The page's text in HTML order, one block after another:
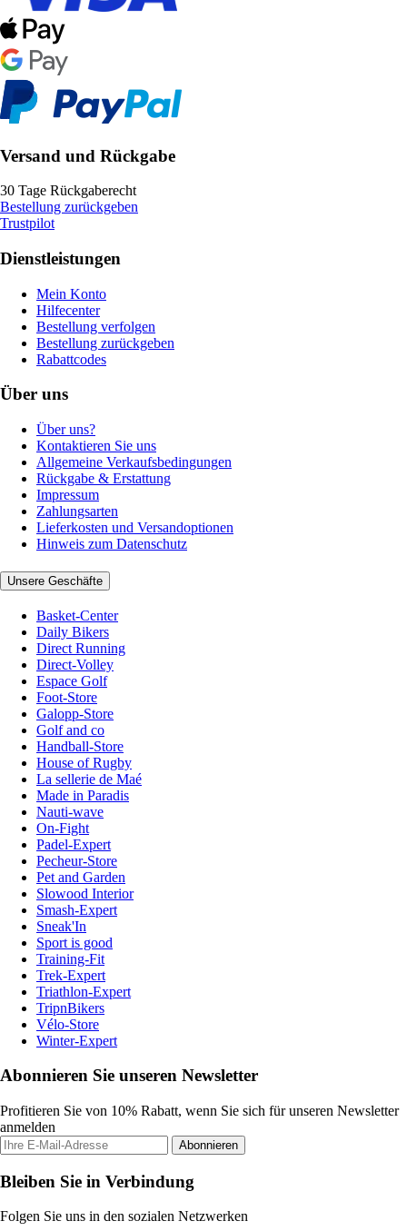
Versand und Rückgabe
30 Tage Rückgaberecht
Bestellung zurückgeben
Trustpilot
Dienstleistungen
Mein Konto
Hilfecenter
Bestellung verfolgen
Bestellung zurückgeben
Rabattcodes
Über uns
Über uns?
Kontaktieren Sie uns
Allgemeine Verkaufsbedingungen
Rückgabe & Erstattung
Impressum
Zahlungsarten
Lieferkosten und Versandoptionen
Hinweis zum Datenschutz
Unsere Geschäfte
Basket-Center
Daily Bikers
Direct Running
Direct-Volley
Espace Golf
Foot-Store
Galopp-Store
Golf and co
Handball-Store
House of Rugby
La sellerie de Maé
Made in Paradis
Nauti-wave
On-Fight
Padel-Expert
Pecheur-Store
Pet and Garden
Slowood Interior
Smash-Expert
Sneak'In
Sport is good
Training-Fit
Trek-Expert
Triathlon-Expert
TripnBikers
Vélo-Store
Winter-Expert
Abonnieren Sie unseren Newsletter
Profitieren Sie von 10% Rabatt, wenn Sie sich für unseren Newsletter
anmelden
Abonnieren
Bleiben Sie in Verbindung
Folgen Sie uns in den sozialen Netzwerken